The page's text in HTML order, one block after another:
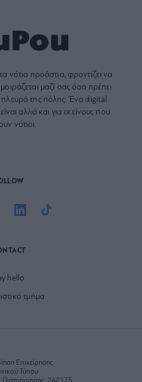
νότια προάστια, φροντίζει να
μαζί σας όσα πρέπει
πλευρά της πόλης. Ένα digital
αλλά και για εκείνους που
νότιοι.
hello
τμήμα
Επιχείρησης
Τύπου